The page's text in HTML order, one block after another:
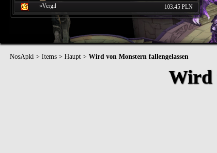
»Vergil
103.45 PLN
NosApki > Items > Haupt > Wird von Monstern fallengelassen
Wird